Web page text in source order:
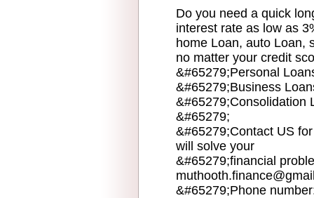
Do you need a quick
interest rate as low as
home Loan, auto Loan,
no matter your credit
&#65279;Personal
&#65279;Business
&#65279;Consolidation
&#65279;
&#65279;Contact US
will solve your
&#65279;financial
&#65279;Phone